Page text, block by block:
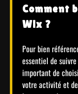
Comment
Wix ?
Pour bien
essentiel de
important de
votre activité et